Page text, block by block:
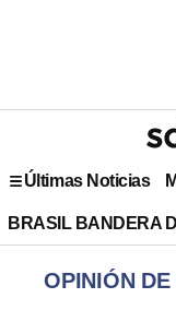
Últimas Noticias
BRASIL BANDERA
OPINIÓN